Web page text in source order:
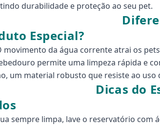
durabilidade e proteção ao seu pet.
Especial?
movimento da água corrente atrai os
permite uma limpeza rápida e
um material robusto que resiste ao uso
Dicas do
sempre limpa, lave o reservatório com